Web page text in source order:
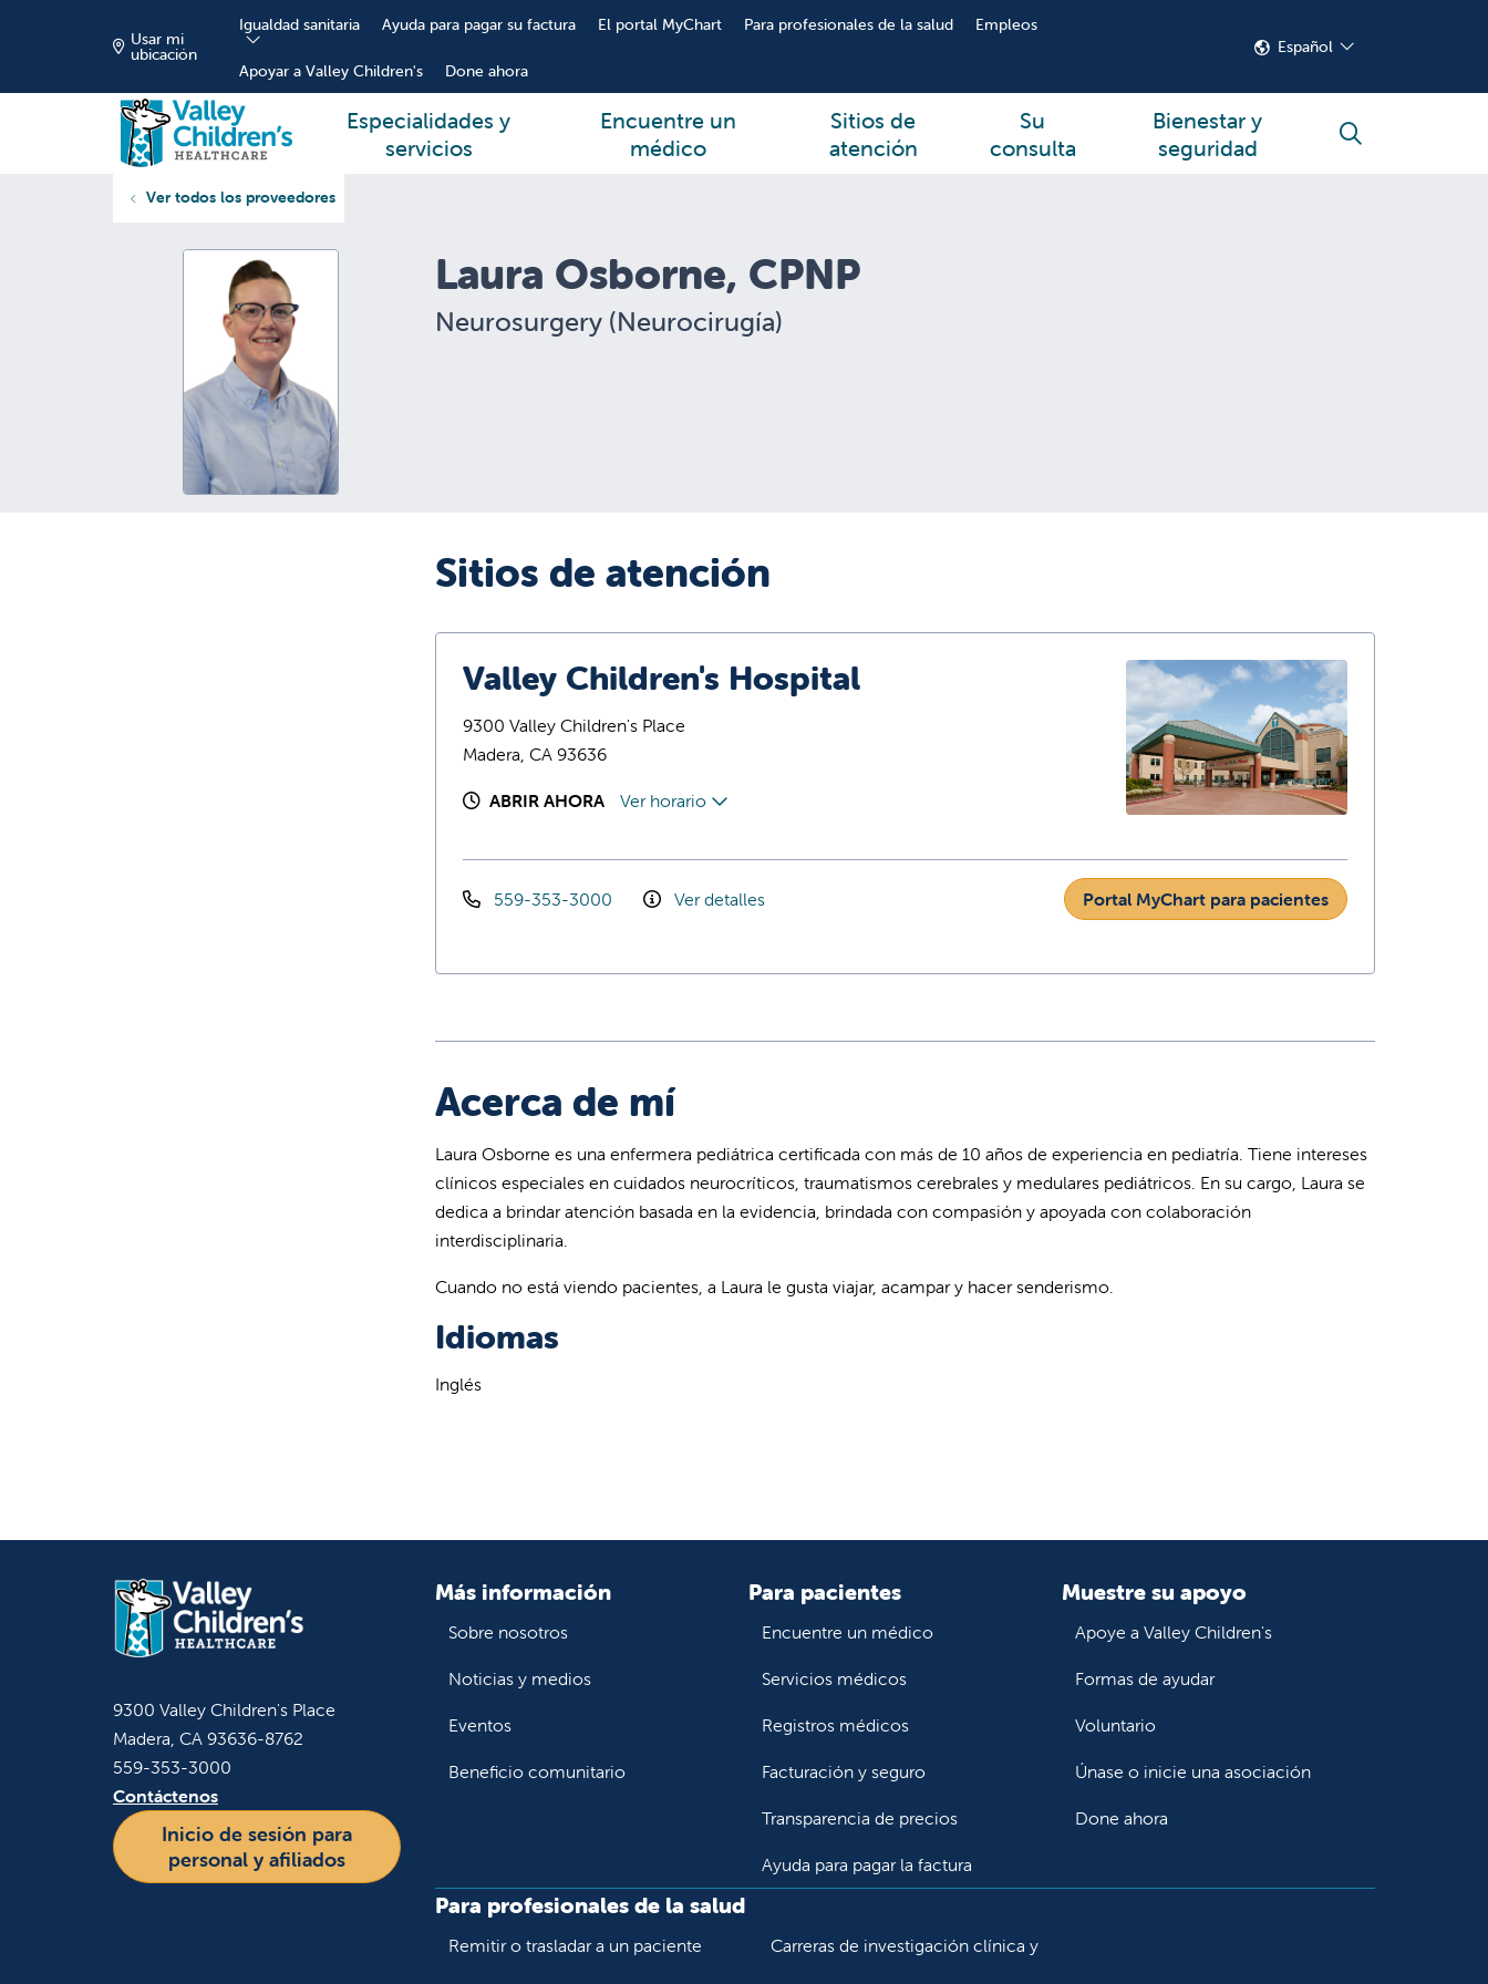
Usar mi
ubicación
Igualdad sanitaria Ayuda para pagar su factura El portal MyChart Para profesionales de la salud Empleos
Apoyar a Valley Children's Done ahora
Español
Especialidades y
servicios
Encuentre un
médico
Sitios de
atención
Su
consulta
Bienestar y
seguridad
buscar
Ver todos los proveedores
Laura Osborne, CPNP
Neurosurgery (Neurocirugía)
Sitios de atención
Valley Children's Hospital
9300 Valley Children's Place
Madera, CA 93636
ABRIR AHORA Ver horario
559-353-3000 Ver detalles Portal MyChart para pacientes
Acerca de mí
Laura Osborne es una enfermera pediátrica certificada con más de 10 años de experiencia en pediatría. Tiene intereses
clínicos especiales en cuidados neurocríticos, traumatismos cerebrales y medulares pediátricos. En su cargo, Laura se
dedica a brindar atención basada en la evidencia, brindada con compasión y apoyada con colaboración
interdisciplinaria.
Cuando no está viendo pacientes, a Laura le gusta viajar, acampar y hacer senderismo.
Idiomas
Inglés
9300 Valley Children's Place
Madera, CA 93636-8762
559-353-3000
Contáctenos
Inicio de sesión para
personal y afiliados
Más información
Sobre nosotros
Noticias y medios
Eventos
Beneficio comunitario
Para pacientes
Encuentre un médico
Servicios médicos
Registros médicos
Facturación y seguro
Transparencia de precios
Ayuda para pagar la factura
Muestre su apoyo
Apoye a Valley Children's
Formas de ayudar
Voluntario
Únase o inicie una asociación
Done ahora
Para profesionales de la salud
Remitir o trasladar a un paciente Carreras de investigación clínica y